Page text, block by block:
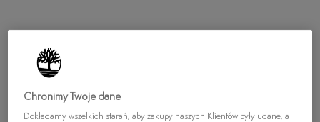
Chronimy Twoje dane
Dokładamy wszelkich starań, aby zakupy naszych Klientów były udane, a